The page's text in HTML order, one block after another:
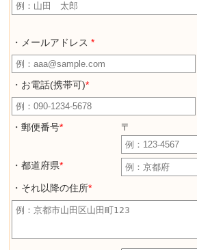
・メールアドレス*
・お電話(携帯可)*
・郵便番号* 〒
・都道府県*
・それ以降の住所*